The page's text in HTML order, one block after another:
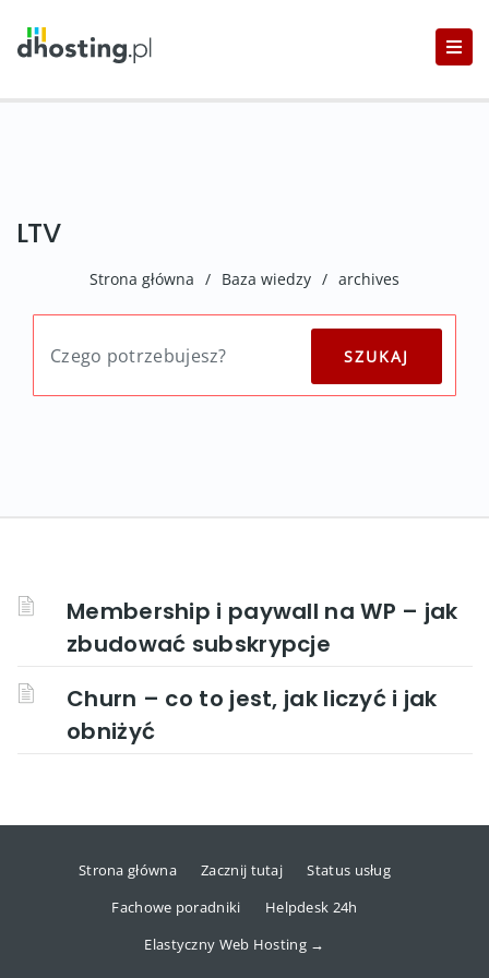
LTV
Strona główna / Baza wiedzy / archives
Membership i paywall na WP – jak
zbudować subskrypcje
Churn – co to jest, jak liczyć i jak
obniżyć
Strona główna Zacznij tutaj
Status usług
Fachowe poradniki
Helpdesk 24h
Elastyczny Web Hosting →